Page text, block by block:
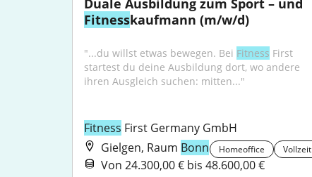
Fitnesskaufmann (m/w/d)
"...du willst etwas bewegen. Bei Fitness First
startest du deine Ausbildung dort, wo andere
ihren Ausgleich suchen: mitten..."
Fitness First Germany GmbH
Gielgen, Raum Bonn Homeoffice Vollzeit
Von 24.300,00 € bis 48.600,00 €